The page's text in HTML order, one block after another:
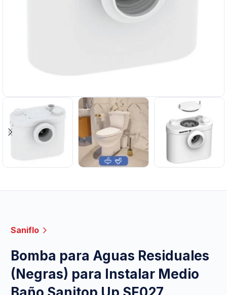
Saniflo
Bomba para Aguas Residuales
(Negras) para Instalar Medio